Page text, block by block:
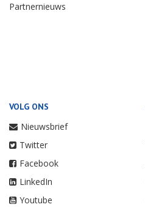
Partnernieuws
VOLG ONS
Nieuwsbrief
Twitter
Facebook
LinkedIn
Youtube